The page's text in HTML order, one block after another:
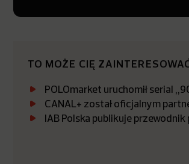
TO MOŻE CIĘ
POLOmarket uruchomił serial
CANAL+ został oficjalnym
IAB Polska publikuje